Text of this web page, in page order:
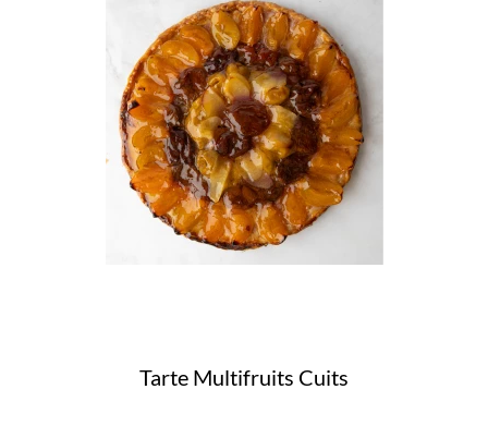
Tarte Multifruits Cuits